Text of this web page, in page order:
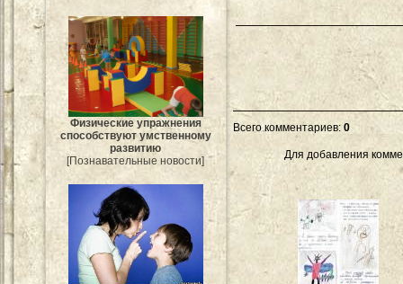
Физические упражнения
способствуют умственному
развитию
[Познавательные новости]
Всего комментариев: 0
Для добавления